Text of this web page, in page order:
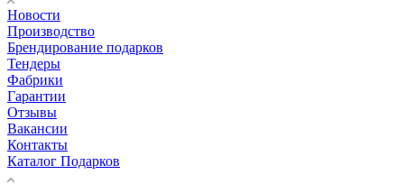
Новости
Производство
Брендирование подарков
Тендеры
Фабрики
Гарантии
Отзывы
Вакансии
Контакты
Каталог Подарков